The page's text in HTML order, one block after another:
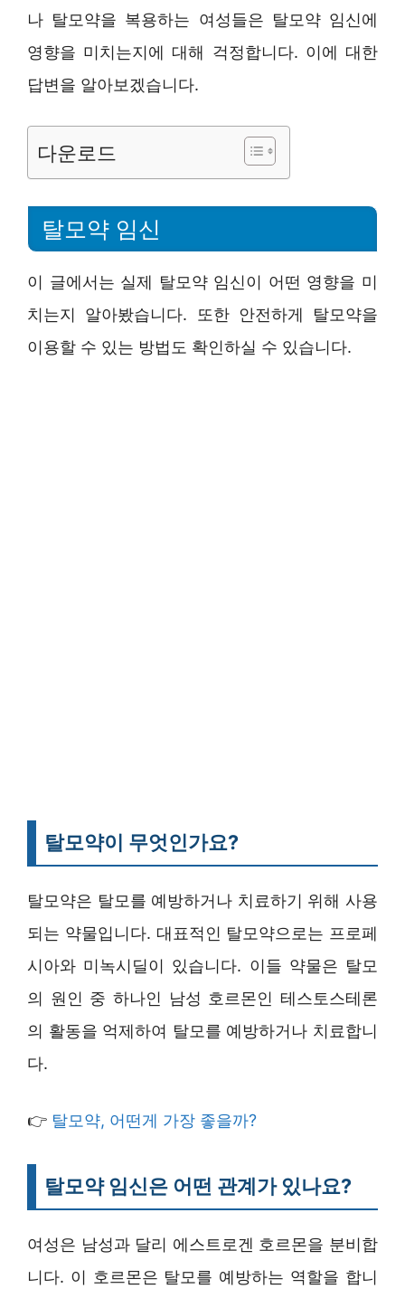
나 탈모약을 복용하는 여성들은 탈모약 임신에
영향을 미치는지에 대해 걱정합니다. 이에 대한
답변을 알아보겠습니다.
다운로드
탈모약 임신
이 글에서는 실제 탈모약 임신이 어떤 영향을 미
치는지 알아봤습니다. 또한 안전하게 탈모약을
이용할 수 있는 방법도 확인하실 수 있습니다.
탈모약이 무엇인가요?
탈모약은 탈모를 예방하거나 치료하기 위해 사용
되는 약물입니다. 대표적인 탈모약으로는 프로페
시아와 미녹시딜이 있습니다. 이들 약물은 탈모
의 원인 중 하나인 남성 호르몬인 테스토스테론
의 활동을 억제하여 탈모를 예방하거나 치료합니
다.
👉 탈모약, 어떤게 가장 좋을까?
탈모약 임신은 어떤 관계가 있나요?
여성은 남성과 달리 에스트로겐 호르몬을 분비합
니다. 이 호르몬은 탈모를 예방하는 역할을 합니